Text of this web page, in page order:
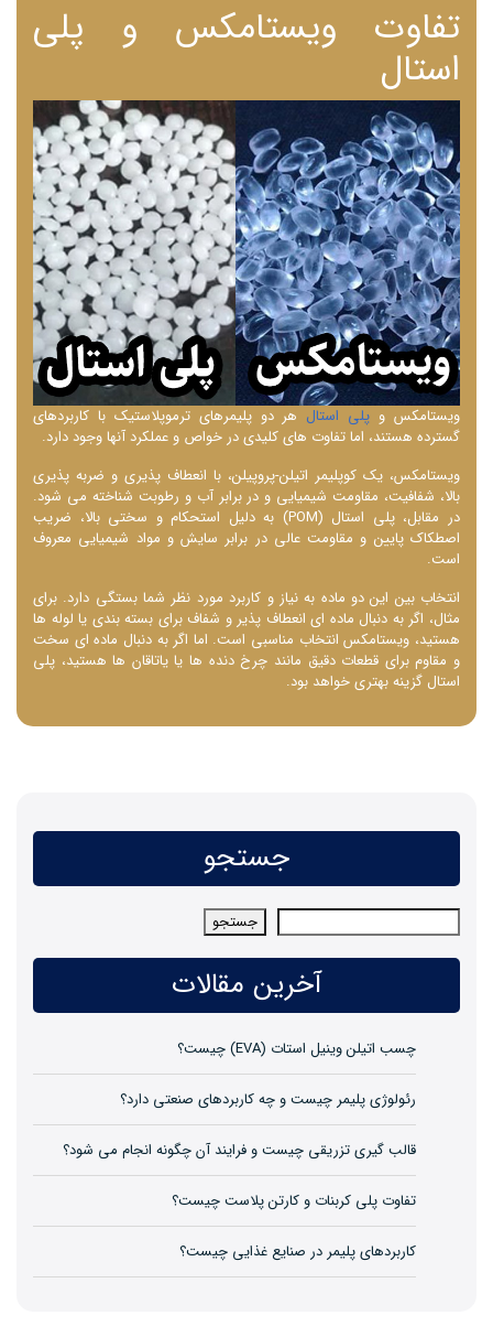
تفاوت ویستامکس و پلی
استال
ویستامکس و پلی استال هر دو پلیمرهای ترموپلاستیک با کاربردهای
گسترده هستند، اما تفاوت ‌های کلیدی در خواص و عملکرد آنها وجود دارد.
ویستامکس، یک کوپلیمر اتیلن-پروپیلن، با انعطاف‌ پذیری و ضربه ‌پذیری
بالا، شفافیت، مقاومت شیمیایی و در برابر آب و رطوبت شناخته می ‌شود.
در مقابل، پلی استال (POM) به دلیل استحکام و سختی بالا، ضریب
اصطکاک پایین و مقاومت عالی در برابر سایش و مواد شیمیایی معروف
است.
انتخاب بین این دو ماده به نیاز و کاربرد مورد نظر شما بستگی دارد. برای
مثال، اگر به دنبال ماده ‌ای انعطاف ‌پذیر و شفاف برای بسته‌ بندی یا لوله‌ ها
هستید، ویستامکس انتخاب مناسبی است. اما اگر به دنبال ماده ‌ای سخت
و مقاوم برای قطعات دقیق مانند چرخ ‌دنده‌ ها یا یاتاقان‌ ها هستید، پلی
استال گزینه بهتری خواهد بود.
جستجو
جستجو جستجو
آخرین مقالات
چسب اتیلن وینیل استات (EVA) چیست؟
رئولوژی پلیمر چیست و چه کاربردهای صنعتی دارد؟
قالب گیری تزریقی چیست و فرایند آن چگونه انجام می شود؟
تفاوت پلی کربنات و کارتن پلاست چیست؟
کاربردهای پلیمر در صنایع غذایی چیست؟